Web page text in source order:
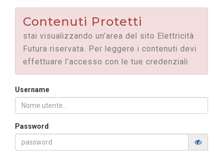
Contenuti Protetti
stai visualizzando un’area del sito Elettricità
Futura riservata. Per leggere i contenuti devi
effettuare l’accesso con le tue credenziali
Username
Password